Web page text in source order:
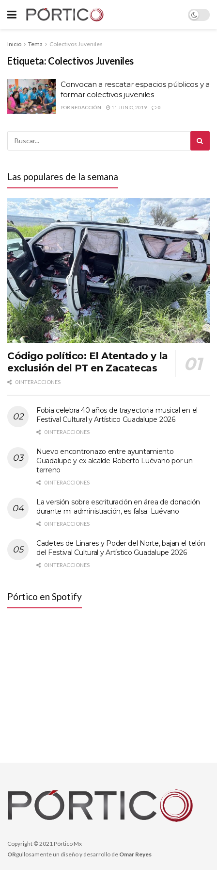
Inicio Tema Colectivos Juveniles
Etiqueta: Colectivos Juveniles
Convocan a rescatar espacios públicos y a
formar colectivos juveniles
POR REDACCIÓN 11 JUNIO, 2019 0
Las populares de la semana
Código político: El Atentado y la
exclusión del PT en Zacatecas
0 INTERACCIONES
Fobia celebra 40 años de trayectoria musical en el
Festival Cultural y Artístico Guadalupe 2026
0 INTERACCIONES
Nuevo encontronazo entre ayuntamiento
Guadalupe y ex alcalde Roberto Luévano por un
terreno
0 INTERACCIONES
La versión sobre escrituración en área de donación
durante mi administración, es falsa: Luévano
0 INTERACCIONES
Cadetes de Linares y Poder del Norte, bajan el telón
del Festival Cultural y Artístico Guadalupe 2026
0 INTERACCIONES
Pórtico en Spotify
Copyright © 2021 Pórtico Mx
ORgullosamente un diseño y desarrollo de Omar Reyes